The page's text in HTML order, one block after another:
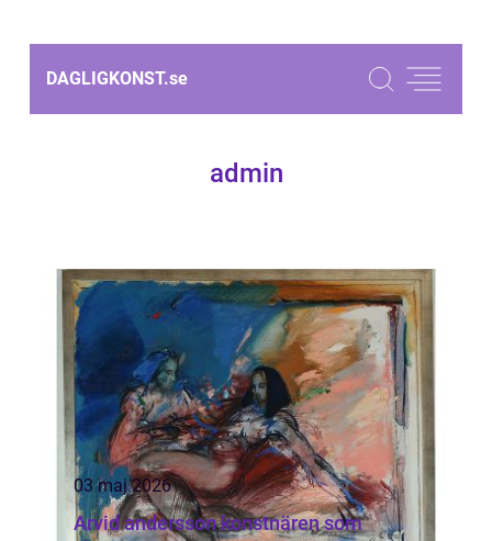
DAGLIGKONST.se
admin
03 maj 2026
Arvid andersson konstnären som